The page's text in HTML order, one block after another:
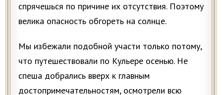
спрячешься по причине их отсутствия. Поэтому
велика опасность обгореть на солнце.
Мы избежали подобной участи только потому,
что путешествовали по Кульере осенью. Не
спеша добрались вверх к главным
достопримечательностям, осмотрели всю